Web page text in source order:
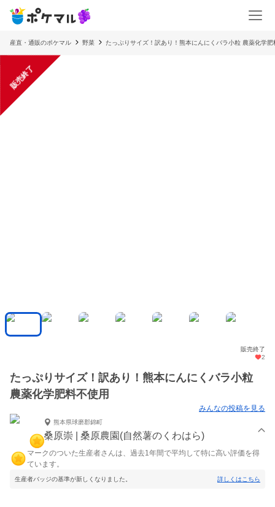
産直・通販のポケマル 野菜 たっぷりサイズ！訳あり！熊本にんにくバラ小粒 農薬化学肥
販売終了
販売終了
2
たっぷりサイズ！訳あり！熊本にんにくバラ小粒
農薬化学肥料不使用
みんなの投稿を見る
熊本県球磨郡錦町
桑原崇 | 桑原農園(自然薯のくわはら)
マークのついた生産者さんは、過去1年間で平均して特に高い評価を得
ています。
生産者バッジの基準が新しくなりました。 詳しくはこちら